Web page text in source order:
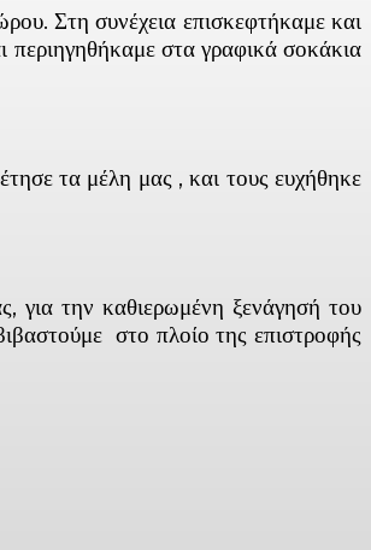
Στη συνέχεια επισκεφτήκαμε και
περιηγηθήκαμε στα γραφικά σοκάκια
τα μέλη μας , και τους ευχήθηκε
την καθιερωμένη ξενάγησή του
στο πλοίο της επιστροφής